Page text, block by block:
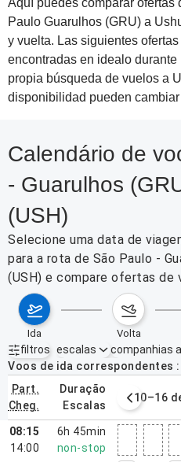
Aquí puedes comparar ofertas
Paulo Guarulhos (GRU) a
y vuelta. Las siguientes
encontradas en idealo
propia búsqueda de vuelos a
disponibilidad pueden
Calendário de
- Guarulhos
(USH)
Selecione uma data de
para a rota de São Paulo -
(USH) e compare ofertas de
ida volta
filtros
Filtros ativos nenhum
escalas companhias
Voos de ida correspondentes
part.
cheg.
duração
escalas
agosto de 2026 10–16
08:15
14:00
6h 45min
non-stop